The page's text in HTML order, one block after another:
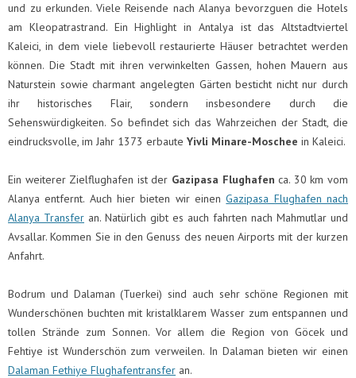
und zu erkunden. Viele Reisende nach Alanya bevorzguen die Hotels
am Kleopatrastrand. Ein Highlight in Antalya ist das Altstadtviertel
Kaleici, in dem viele liebevoll restaurierte Häuser betrachtet werden
können. Die Stadt mit ihren verwinkelten Gassen, hohen Mauern aus
Naturstein sowie charmant angelegten Gärten besticht nicht nur durch
ihr historisches Flair, sondern insbesondere durch die
Sehenswürdigkeiten. So befindet sich das Wahrzeichen der Stadt, die
eindrucksvolle, im Jahr 1373 erbaute Yivli Minare-Moschee in Kaleici.
Ein weiterer Zielflughafen ist der Gazipasa Flughafen ca. 30 km vom
Alanya entfernt. Auch hier bieten wir einenGazipasa Flughafen nach
Alanya Transfer an. Natürlich gibt es auch fahrten nach Mahmutlar und
Avsallar. Kommen Sie in den Genuss des neuen Airports mit der kurzen
Anfahrt.
Bodrum und Dalaman (Tuerkei) sind auch sehr schöne Regionen mit
Wunderschönen buchten mit kristalklarem Wasser zum entspannen und
tollen Strände zum Sonnen. Vor allem die Region von Göcek und
Fehtiye ist Wunderschön zum verweilen. In Dalaman bieten wir einen
Dalaman Fethiye Flughafentransfer an.